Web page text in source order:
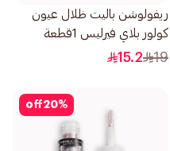
ريفولوشن باليت ظلال عيون
كولور بلاي فيرليس 1قطعة
19
15.2
20%
off